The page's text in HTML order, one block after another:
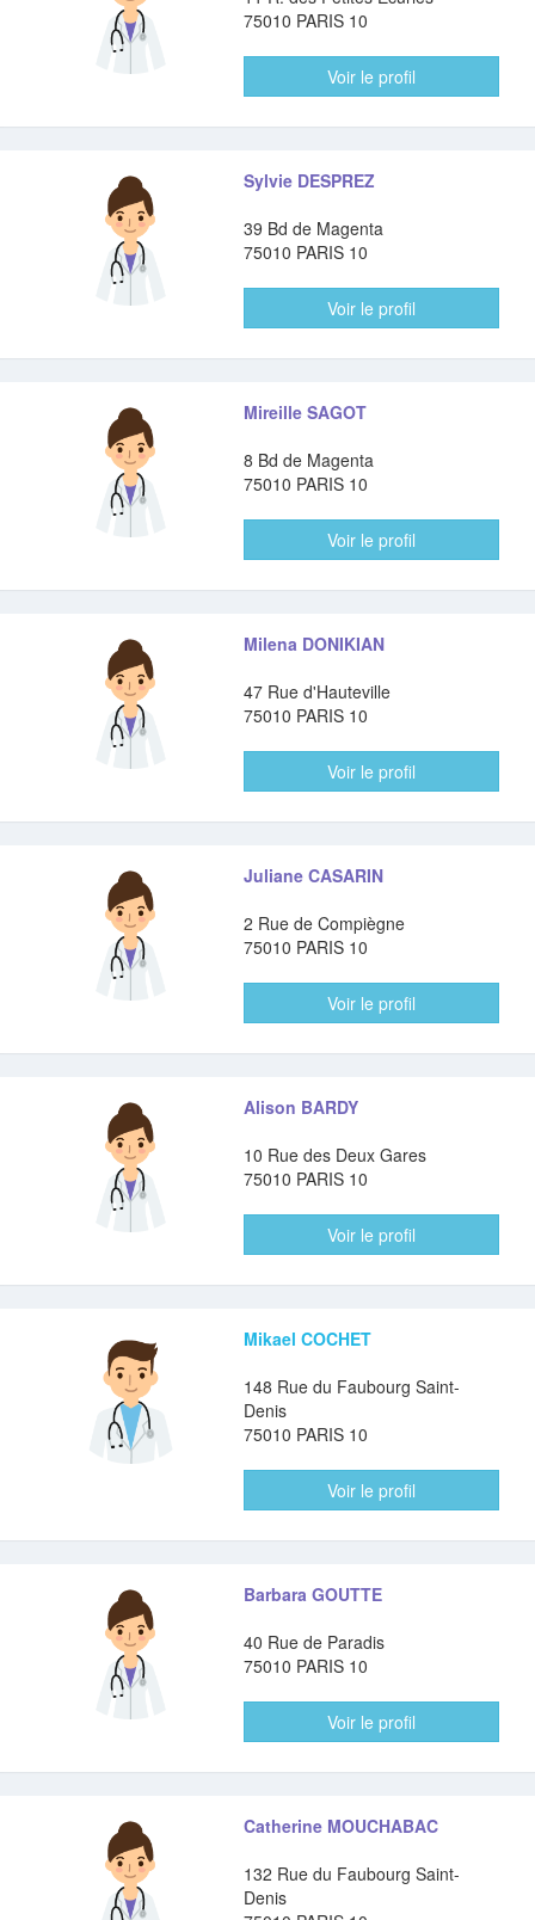
75010 PARIS 10
Voir le profil
Sylvie DESPREZ
39 Bd de Magenta
75010 PARIS 10
Voir le profil
Mireille SAGOT
8 Bd de Magenta
75010 PARIS 10
Voir le profil
Milena DONIKIAN
47 Rue d'Hauteville
75010 PARIS 10
Voir le profil
Juliane CASARIN
2 Rue de Compiègne
75010 PARIS 10
Voir le profil
Alison BARDY
10 Rue des Deux Gares
75010 PARIS 10
Voir le profil
Mikael COCHET
148 Rue du Faubourg Saint-
Denis
75010 PARIS 10
Voir le profil
Barbara GOUTTE
40 Rue de Paradis
75010 PARIS 10
Voir le profil
Catherine MOUCHABAC
132 Rue du Faubourg Saint-
Denis